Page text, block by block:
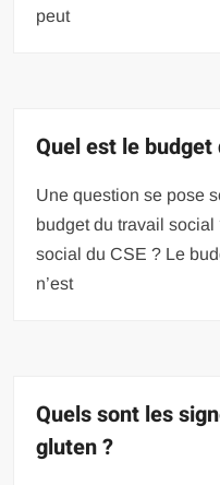
peut
Quel est le budget
Une question se pose
budget du travail
social du CSE ? Le
n’est
Quels sont les
gluten ?